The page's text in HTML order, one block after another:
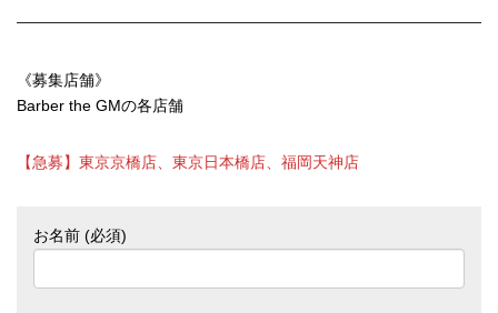
《募集店舗》
Barber the GMの各店舗
【急募】東京京橋店、東京日本橋店、福岡天神店
お名前 (必須)